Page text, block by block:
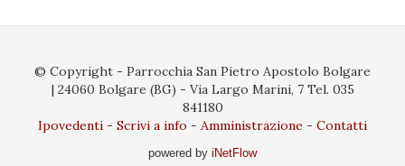
© Copyright - Parrocchia San Pietro Apostolo Bolgare
| 24060 Bolgare (BG) - Via Largo Marini, 7 Tel. 035
841180
Ipovedenti
Scrivi a info Amministrazione Contatti
powered by iNetFlow